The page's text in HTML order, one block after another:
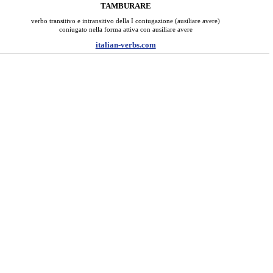
TAMBURARE
verbo transitivo e intransitivo della I coniugazione (ausiliare avere)
coniugato nella forma attiva con ausiliare avere
italian-verbs.com